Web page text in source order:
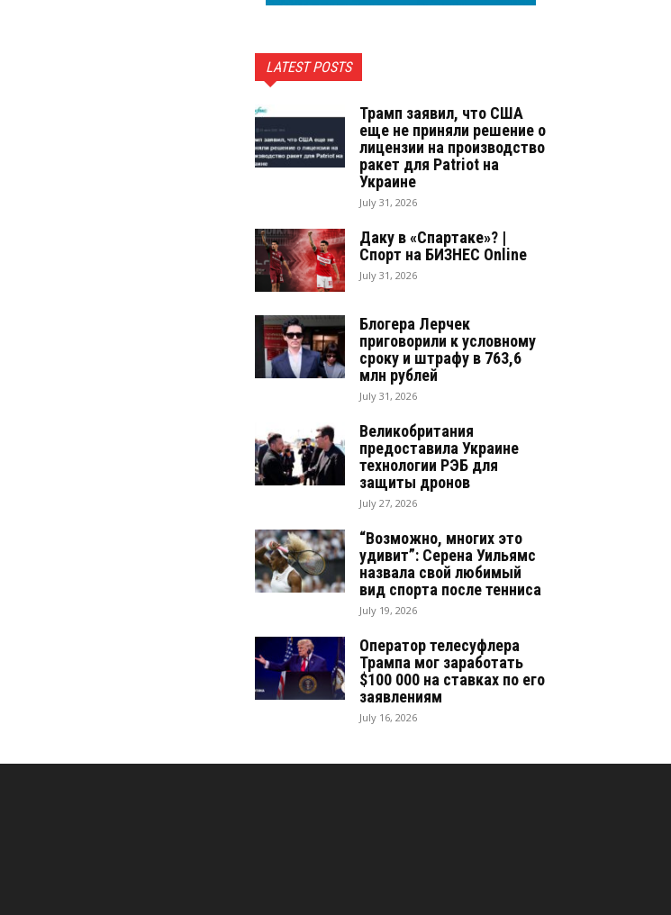
LATEST POSTS
Трамп заявил, что США
еще не приняли решение о
лицензии на производство
ракет для Patriot на
Украине
July 31, 2026
Даку в «Спартаке»? |
Спорт на БИЗНЕС Online
July 31, 2026
Блогера Лерчек
приговорили к условному
сроку и штрафу в 763,6
млн рублей
July 31, 2026
Великобритания
предоставила Украине
технологии РЭБ для
защиты дронов
July 27, 2026
“Возможно, многих это
удивит”: Серена Уильямс
назвала свой любимый
вид спорта после тенниса
July 19, 2026
Оператор телесуфлера
Трампа мог заработать
$100 000 на ставках по его
заявлениям
July 16, 2026